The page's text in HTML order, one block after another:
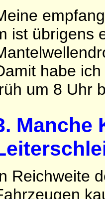
ist übrigens
habe
um 8 Uhr
Manche
Reichweite